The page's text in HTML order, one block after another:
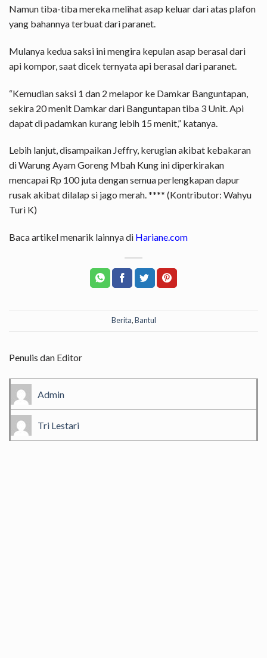
Namun tiba-tiba mereka melihat asap keluar dari atas plafon
yang bahannya terbuat dari paranet.
Mulanya kedua saksi ini mengira kepulan asap berasal dari
api kompor, saat dicek ternyata api berasal dari paranet.
“Kemudian saksi 1 dan 2 melapor ke Damkar Banguntapan,
sekira 20 menit Damkar dari Banguntapan tiba 3 Unit. Api
dapat di padamkan kurang lebih 15 menit,” katanya.
Lebih lanjut, disampaikan Jeffry, kerugian akibat kebakaran
di Warung Ayam Goreng Mbah Kung ini diperkirakan
mencapai Rp 100 juta dengan semua perlengkapan dapur
rusak akibat dilalap si jago merah. **** (Kontributor: Wahyu
Turi K)
Baca artikel menarik lainnya di Hariane.com
Berita,Bantul
Penulis dan Editor
Admin
Tri Lestari